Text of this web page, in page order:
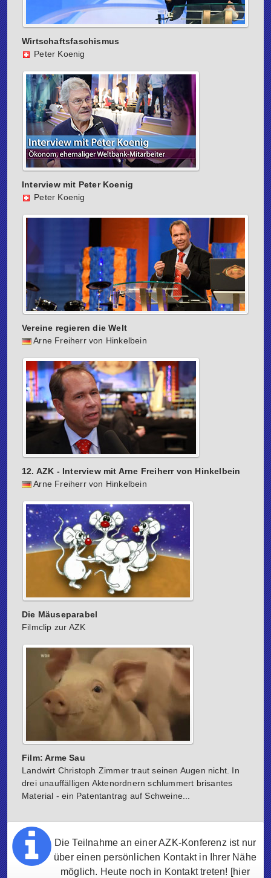
Wirtschaftsfaschismus
Peter Koenig
Interview mit Peter Koenig
Peter Koenig
Vereine regieren die Welt
Arne Freiherr von Hinkelbein
12. AZK - Interview mit Arne Freiherr von Hinkelbein
Arne Freiherr von Hinkelbein
Die Mäuseparabel
Filmclip zur AZK
Film: Arme Sau
Landwirt Christoph Zimmer traut seinen Augen nicht. In
drei unauffälligen Aktenordnern schlummert brisantes
Material - ein Patentantrag auf Schweine...
Die Teilnahme an einer AZK-Konferenz ist nur
über einen persönlichen Kontakt in Ihrer Nähe
möglich. Heute noch in Kontakt treten! [hier